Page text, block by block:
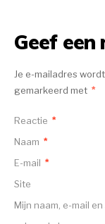
Geef een
Je e-mailadres
gemarkeerd met *
Reactie *
Naam *
E-mail *
Site
Mijn naam, e-mail